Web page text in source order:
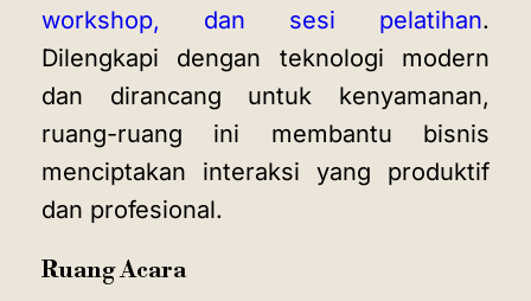
workshop, dan sesi pelatihan.
Dilengkapi dengan teknologi modern
dan dirancang untuk kenyamanan,
ruang-ruang ini membantu bisnis
menciptakan interaksi yang produktif
dan profesional.
Ruang Acara